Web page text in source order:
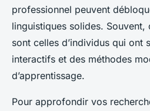
professionnel peuvent
linguistiques solides. Souvent,
sont celles d’individus qui ont
interactifs et des méthodes
d’apprentissage.
Pour approfondir vos